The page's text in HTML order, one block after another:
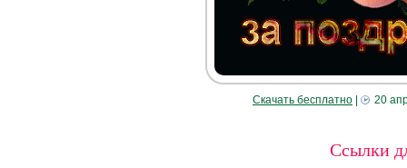
Скачать бесплатно 20
Ссылки